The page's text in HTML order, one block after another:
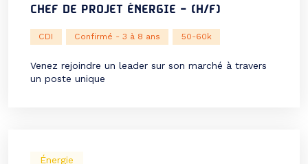
CHEF DE PROJET ÉNERGIE – (H/F)
CDI Confirmé - 3 à 8 ans 50-60k
Venez rejoindre un leader sur son marché à travers
un poste unique
Énergie